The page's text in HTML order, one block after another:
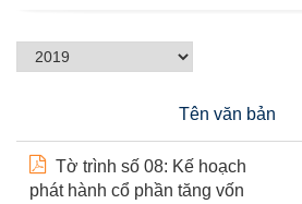
Tên văn bản
Tờ trình số 08: Kế hoạch
phát hành cổ phần tăng vốn